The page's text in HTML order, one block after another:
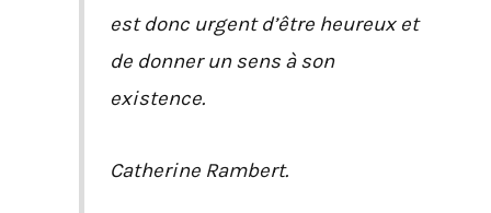
est donc urgent d’être heureux et
de donner un sens à son
existence.
Catherine Rambert.